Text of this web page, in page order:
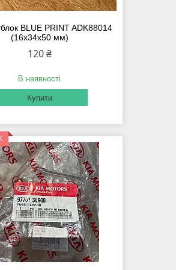
BLUE PRINT ADK88014
(16x34x50 мм)
120 ₴
В наявності
Купити